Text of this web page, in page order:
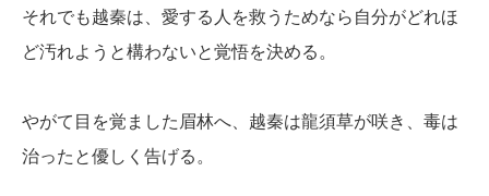
それでも越秦は、愛する人を救うためなら自分がどれほ
ど汚れようと構わないと覚悟を決める。
やがて目を覚ました眉林へ、越秦は龍須草が咲き、毒は
治ったと優しく告げる。